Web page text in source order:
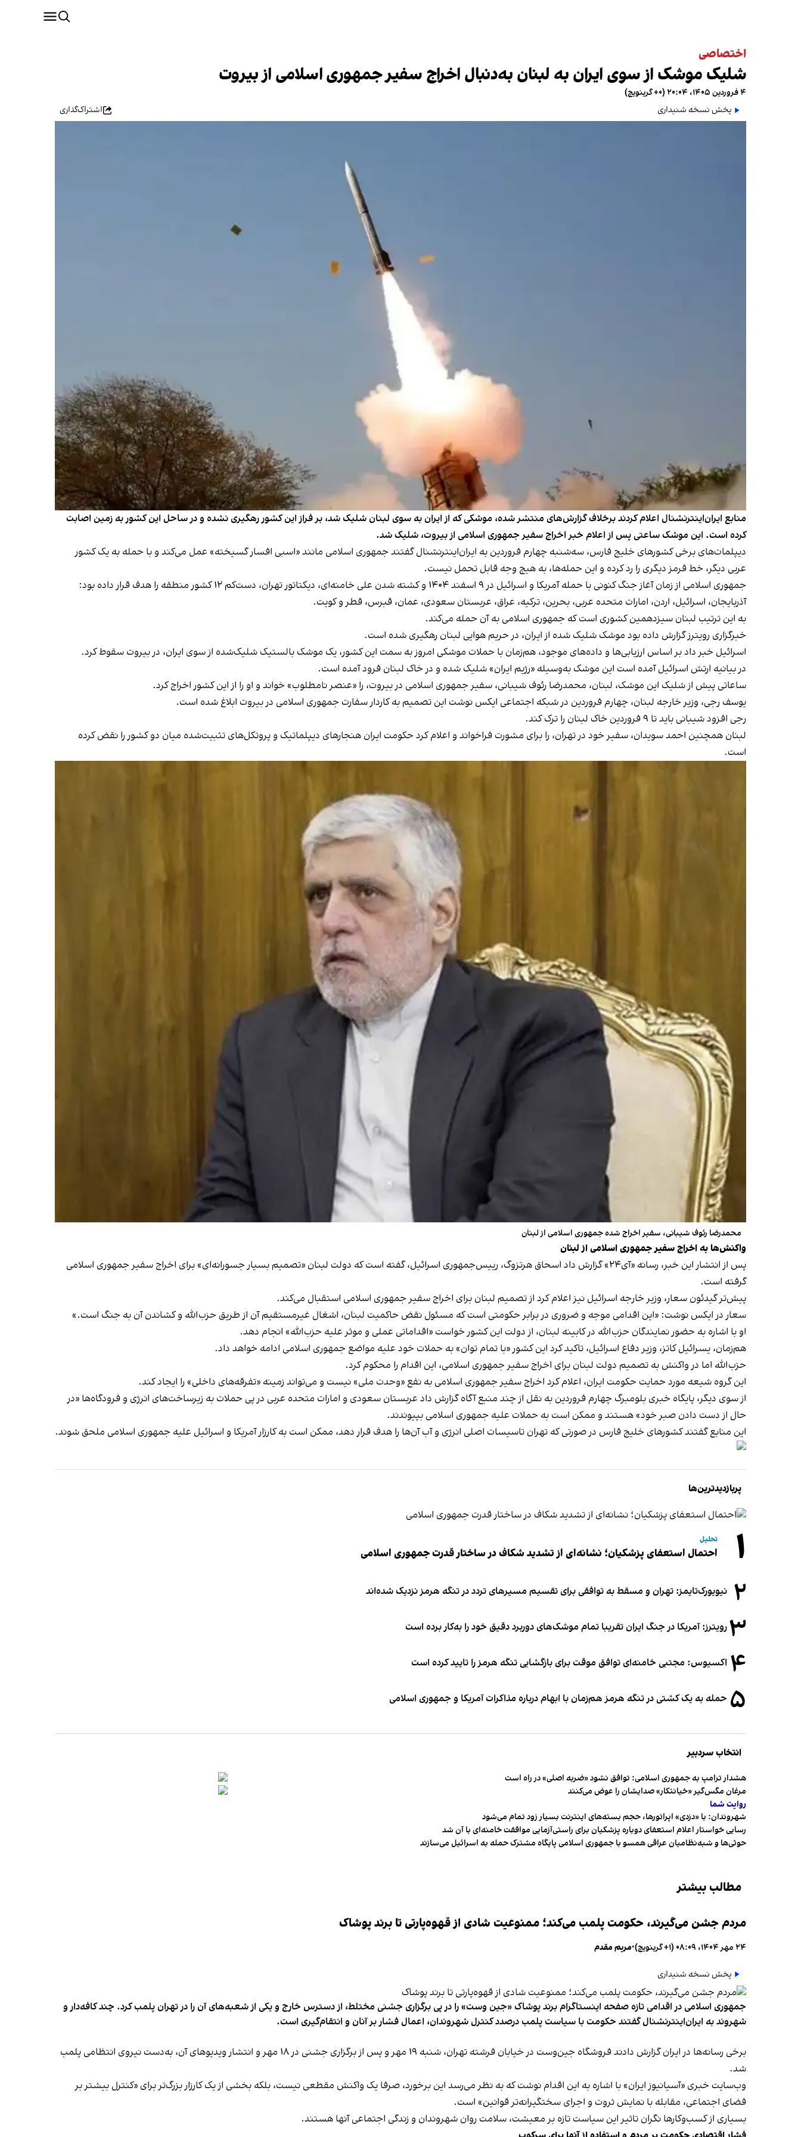
اختصاصی
شلیک موشک از سوی ایران به لبنان به‌دنبال اخراج سفیر جمهوری اسلامی از بیروت
۴ فروردین ۱۴۰۵، ۲۰:۰۴ (‎+۰ گرینویچ)
پخش نسخه شنیداری
اشتراک‌گذاری
منابع ایران‌اینترنشنال اعلام کردند بر‌خلاف گزارش‌های منتشر شده، موشکی که از ایران به سوی لبنان شلیک شد، بر فراز این کشور رهگیری نشده و در ساحل این کشور به زمین اصابت
کرده است. این موشک ساعتی پس از اعلام خبر اخراج سفیر جمهوری اسلامی از بیروت، شلیک شد.
دیپلمات‌های برخی کشورهای خلیج فارس، سه‌شنبه چهارم فروردین به ایران‌اینترنشنال گفتند جمهوری اسلامی مانند «اسبی افسار گسیخته» عمل می‌کند و با حمله به یک کشور
عربی دیگر، خط قرمز دیگری را رد کرده و این حمله‌ها، به هیچ وجه قابل تحمل نیست.
جمهوری اسلامی از زمان آغاز جنگ کنونی با حمله آمریکا و اسرائیل در ۹ اسفند ۱۴۰۴ و کشته شدن علی خامنه‌ای، دیکتاتور تهران، دست‌کم ۱۲ کشور منطقه را هدف قرار داده بود:
آذربایجان، اسرائیل، اردن، امارات متحده عربی، بحرین، ترکیه، عراق، عربستان سعودی، عمان، قبرس، قطر و کویت.
به این ترتیب لبنان سیزدهمین کشوری است که جمهوری اسلامی به آن حمله می‌کند.
خبرگزاری رویترز گزارش داده بود موشک شلیک شده از ایران، در حریم هوایی لبنان رهگیری شده است.
اسرائیل خبر داد بر اساس ارزیابی‌ها و داده‌های موجود، هم‌زمان با حملات موشکی امروز به سمت این کشور، یک موشک بالستیک شلیک‌شده از سوی ایران، در بیروت سقوط کرد.
در بیانیه ارتش اسرائیل آمده است این موشک به‌وسیله «رژیم ایران» شلیک شده و در خاک لبنان فرود آمده است.
ساعاتی پیش از شلیک این موشک، لبنان، محمدرضا رئوف شیبانی، سفیر جمهوری اسلامی در بیروت، را «عنصر نامطلوب» خواند و او را از این کشور اخراج کرد.
یوسف رجی، وزیر خارجه لبنان، چهارم فروردین در شبکه اجتماعی ایکس نوشت این تصمیم به کاردار سفارت جمهوری اسلامی در بیروت ابلاغ شده است.
رجی افزود شیبانی باید تا ۹ فروردین خاک لبنان را ترک کند.
لبنان همچنین احمد سویدان، سفیر خود در تهران، را برای مشورت فراخواند و اعلام کرد حکومت ایران هنجارهای دیپلماتیک و پروتکل‌های تثبیت‌شده میان دو کشور را نقض کرده
است.
محمدرضا رئوف شیبانی، سفیر اخراج شده جمهوری اسلامی از لبنان
واکنش‌ها به اخراج سفیر جمهوری اسلامی از لبنان
پس از انتشار این خبر، رسانه «آی۲۴» گزارش داد اسحاق هرتزوگ، رییس‌جمهوری اسرائیل، گفته است که دولت لبنان «تصمیم بسیار جسورانه‌ای» برای اخراج سفیر جمهوری اسلامی
گرفته است.
پیش‌تر گیدئون سعار، وزیر خارجه اسرائیل نیز اعلام کرد از تصمیم لبنان برای اخراج سفیر جمهوری اسلامی استقبال می‌کند.
سعار در ایکس نوشت: «این اقدامی موجه و ضروری در برابر حکومتی است که مسئول نقض حاکمیت لبنان، اشغال غیرمستقیم آن از طریق حزب‌الله و کشاندن آن به جنگ است.»
او با اشاره به حضور نمایندگان حزب‌الله در کابینه لبنان، از دولت این کشور خواست «اقداماتی عملی و موثر علیه حزب‌الله» انجام دهد.
هم‌زمان، یسرائیل کاتز، وزیر دفاع اسرائیل، تاکید کرد این کشور «با تمام توان» به حملات خود علیه مواضع جمهوری اسلامی ادامه خواهد داد.
حزب‌الله اما در واکنش به تصمیم دولت لبنان برای اخراج سفیر جمهوری اسلامی، این اقدام را محکوم کرد.
این گروه شیعه مورد حمایت حکومت ایران، اعلام کرد اخراج سفیر جمهوری اسلامی به نفع «وحدت ملی» نیست و می‌تواند زمینه «تفرقه‌های داخلی» را ایجاد کند.
از سوی دیگر، پایگاه خبری بلومبرگ چهارم فروردین به نقل از چند منبع آگاه گزارش داد عربستان سعودی و امارات متحده عربی در پی حملات به زیرساخت‌های انرژی و فرودگاه‌ها «در
حال از دست دادن صبر خود» هستند و ممکن است به حملات علیه جمهوری اسلامی بپیوندند.
این منابع گفتند کشورهای خلیج فارس در صورتی که تهران تاسیسات اصلی انرژی و آب آن‌ها را هدف قرار دهد، ممکن است به کارزار آمریکا و اسرائیل علیه جمهوری اسلامی ملحق شوند.
پربازدیدترین‌ها
۱ تحلیل
احتمال استعفای پزشکیان؛ نشانه‌ای از تشدید شکاف در ساختار قدرت جمهوری اسلامی
۲ نیویورک‌تایمز: تهران و مسقط به توافقی برای تقسیم مسیرهای تردد در تنگه هرمز نزدیک شده‌اند
۳رویترز: آمریکا در جنگ ایران تقریبا تمام موشک‌های دوربرد دقیق خود را به‌کار برده است
۴ اکسیوس: مجتبی خامنه‌ای توافق موقت برای بازگشایی تنگه هرمز را تایید کرده است
۵ حمله به یک کشتی در تنگه هرمز هم‌زمان با ابهام درباره مذاکرات آمریکا و جمهوری اسلامی
انتخاب سردبیر
هشدار ترامپ به جمهوری اسلامی: توافق نشود «ضربه اصلی» در راه است
مرغان مگس‌گیر «خیانتکار» صدایشان را عوض می‌کنند
روایت شما
شهروندان:‌ با «دزدی» اپراتورها، حجم بسته‌های اینترنت بسیار زود تمام می‌شود
رسایی خواستار اعلام استعفای دوباره پزشکیان برای راستی‌آزمایی موافقت خامنه‌ای با آن شد
حوثی‌ها و شبه‌نظامیان عراقی همسو با جمهوری اسلامی پایگاه مشترک حمله به اسرائیل می‌سازند
مطالب بیشتر
مردم جشن می‌گیرند، حکومت پلمب می‌کند؛ ممنوعیت شادی از قهوه‌پارتی تا برند پوشاک
۲۴ مهر ۱۴۰۴، ۰۸:۰۹ (‎+۱ گرینویچ) •مریم مقدم
پخش نسخه شنیداری
جمهوری اسلامی در اقدامی تازه صفحه اینستاگرام برند پوشاک «جین وست» را در پی برگزاری جشنی مختلط، از دسترس خارج و یکی از شعبه‌های آن را در تهران پلمب کرد. چند کافه‌‌دار و
شهروند به ایران‌اینترنشنال گفتند حکومت با سیاست پلمب درصدد کنترل شهروندان، اعمال فشار بر آنان و انتقام‌گیری است.
برخی رسانه‌ها در ایران گزارش دادند فروشگاه جین‌وست در خیابان فرشته تهران، شنبه ۱۹ مهر و پس از برگزاری جشنی در ۱۸ مهر و انتشار ویدیوهای آن، به‌دست نیروی انتظامی پلمب
شد.
وب‌سایت خبری «آسیانیوز ایران» با اشاره به این اقدام نوشت که به نظر می‌رسد این برخورد، صرفا یک واکنش مقطعی نیست، بلکه بخشی از یک کارزار بزرگ‌تر برای «کنترل بیشتر بر
فضای اجتماعی، مقابله با نمایش ثروت و اجرای سختگیرانه‌تر قوانین» است.
بسیاری از کسب‌وکارها نگران تاثیر این سیاست‌ تازه بر معیشت، سلامت روان شهروندان و زندگی اجتماعی آنها هستند.